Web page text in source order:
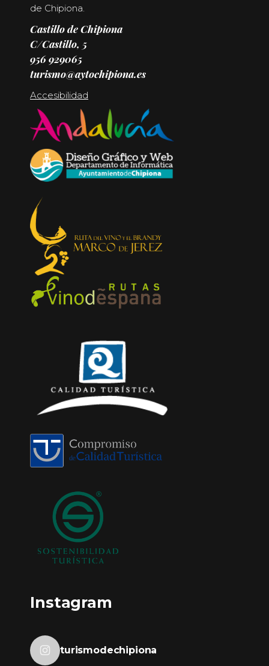
de Chipiona.
Castillo de Chipiona
C/Castillo, 5
956 929065
turismo@aytochipiona.es
Accesibilidad
Instagram
turismodechipiona